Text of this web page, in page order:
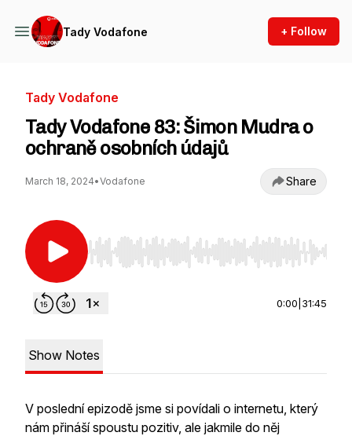
Tady Vodafone + Follow
Tady Vodafone
Tady Vodafone 83: Šimon Mudra o
ochraně osobních údajů
March 18, 2024•Vodafone Share
Use Left/Right to seek, Home/End to jump to
0:00 31:45
Show Notes
V poslední epizodě jsme si povídali o internetu, který
nám přináší spoustu pozitiv, ale jakmile do něj